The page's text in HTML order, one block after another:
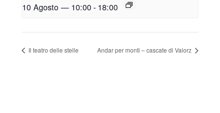
10 Agosto — 10:00- 18:00
Il teatro delle stelle Andar per monti – cascate di Valorz